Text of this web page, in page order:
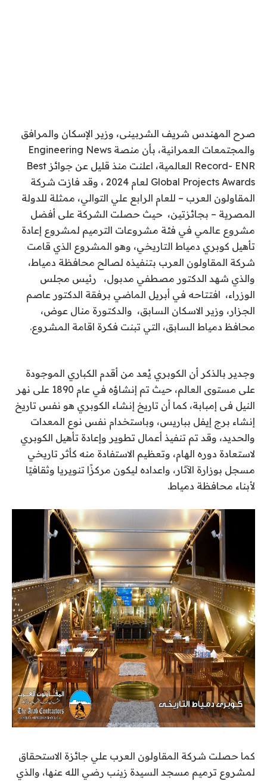
صرح المهندس شريف الشربينى، وزير الإسكان والمرافق
والمجتمعات العمرانية، بأن منصة Engineering News
Record- ENR العالمية، اعلنت منذ قليل عن جوائز Best
Global Projects Awards لعام 2024 ، وقد فازت شركة
المقاولون العرب – للعام الرابع علي التوالي، ممثلة للدولة
المصرية – بجائزتين، حيث حصلت الشركة على أفضل
مشروع عالمي في فئة مشروعات الترميم لمشروع إعادة
تأهيل كوبري دمياط التاريخي، وهو المشروع الذي قامت
شركة المقاولون العرب بتنفيذه لصالح محافظة دمياط،
والذي شهد الدكتور مصطفي مدبول، رئيس مجلس
الوزراء، افتتاحه في أبريل الماضي برفقة الدكتور عاصم
الجزار، وزير الاسكان السابق، والدكتورة منال عوض،
محافظ دمياط السابق، التي تبنت فكرة اقامة المشروع.
وجدير بالذكر أن الكوبري يُعد من أقدم الكباري الموجودة
على مستوى العالم، حيث تم إنشاؤه في عام 1890 على نهر
النيل فى إمبابة، كما أن تاريخ إنشاء الكوبري هو نفس تاريخ
إنشاء برج إيفل بباريس، وباستخدام نفس نوع المعدات
والحديد، وقد تم تنفيذ أعمال تطوير وإعادة تأهيل الكوبري
لاستعادة دوره الهام، وتعظيم الاستفادة منه كأثر تاريخي
مسجل بوزارة الآثار، واعداده ليكون مركزًا تنويريا وثقافيًا
لأبناء محافظة دمياط.
كما حصلت شركة المقاولون العرب علي جائزة الاستحقاق
لمشروع ترميم مسجد السيدة زينب رضي الله عنها، والذي